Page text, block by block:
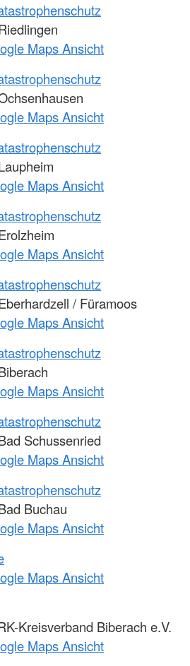
Maps Ansicht
Maps Ansicht
Maps Ansicht
Maps Ansicht
/ Füramoos
Maps Ansicht
Maps Ansicht
Schussenried
Maps Ansicht
Buchau
Maps Ansicht
Maps Ansicht
Kreisverband Biberach e.V.
Maps Ansicht